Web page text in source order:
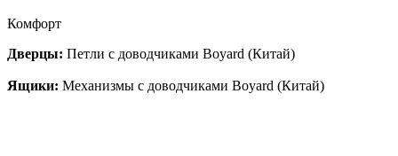
Комфорт
Дверцы: Петли с доводчиками Boyard (Китай)
Ящики: Механизмы с доводчиками Boyard (Китай)